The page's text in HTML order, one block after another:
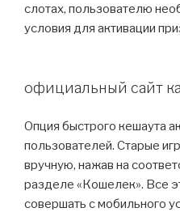
слотах, пользователю
условия для активации
официальный сайт
Опция быстрого кешаута
пользователей. Старые
вручную, нажав на
разделе «Кошелек». Все
совершать с мобильного